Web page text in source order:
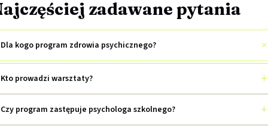
zadawane pytania
Dla kogo program zdrowia psychicznego?
dzieci i młodzieży 9-15 lat. Zawartość różni się: młodsi —
emocji, regulacja. Starsi — lęk szkolny,
odporność psychiczna.
Kto prowadzi warsztaty?
Czy program zastępuje psychologa szkolnego?